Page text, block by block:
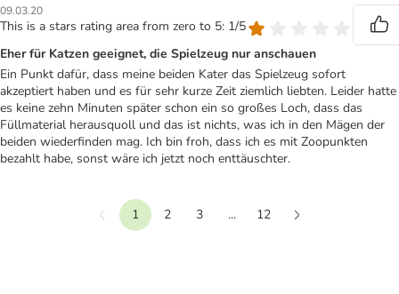
09.03.20
This is a stars rating area from zero to 5: 1/5
Eher für Katzen geeignet, die Spielzeug nur anschauen
Ein Punkt dafür, dass meine beiden Kater das Spielzeug sofort
akzeptiert haben und es für sehr kurze Zeit ziemlich liebten. Leider hatte
es keine zehn Minuten später schon ein so großes Loch, dass das
Füllmaterial herausquoll und das ist nichts, was ich in den Mägen der
beiden wiederfinden mag. Ich bin froh, dass ich es mit Zoopunkten
bezahlt habe, sonst wäre ich jetzt noch enttäuschter.
Vorherige
1 2 3 ...
12